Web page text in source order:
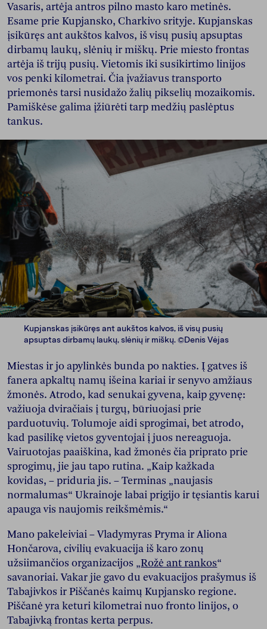
Vasaris, artėja antros pilno masto karo metinės.
Esame prie Kupjansko, Charkivo srityje. Kupjanskas
įsikūręs ant aukštos kalvos, iš visų pusių apsuptas
dirbamų laukų, slėnių ir miškų. Prie miesto frontas
artėja iš trijų pusių. Vietomis iki susikirtimo linijos
vos penki kilometrai. Čia įvažiavus transporto
priemonės tarsi nusidažo žalių pikselių mozaikomis.
Pamiškėse galima įžiūrėti tarp medžių paslėptus
tankus.
Kupjanskas įsikūręs ant aukštos kalvos, iš visų pusių
apsuptas dirbamų laukų, slėnių ir miškų. ©Denis Vėjas
Miestas ir jo apylinkės bunda po nakties. Į gatves iš
fanera apkaltų namų išeina kariai ir senyvo amžiaus
žmonės. Atrodo, kad senukai gyvena, kaip gyvenę:
važiuoja dviračiais į turgų, būriuojasi prie
parduotuvių. Tolumoje aidi sprogimai, bet atrodo,
kad pasilikę vietos gyventojai į juos nereaguoja.
Vairuotojas paaiškina, kad žmonės čia priprato prie
sprogimų, jie jau tapo rutina. „Kaip kažkada
kovidas, – priduria jis. – Terminas „naujasis
normalumas“ Ukrainoje labai prigijo ir tęsiantis karui
apauga vis naujomis reikšmėmis.“
Mano pakeleiviai – Vladymyras Pryma ir Aliona
Hončarova, civilių evakuacija iš karo zonų
užsiimančios organizacijos „Rožė ant rankos“
savanoriai. Vakar jie gavo du evakuacijos prašymus iš
Tabajivkos ir Piščanės kaimų Kupjansko regione.
Piščanė yra keturi kilometrai nuo fronto linijos, o
Tabajivką frontas kerta perpus.